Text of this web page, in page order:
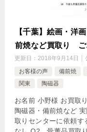
【千葉】絵画・洋
前焼など買取り ご
更新日： 2018年9月14日
お客様の声
備前焼
関東
陶磁器
お名前 小野様 お買取
陶磁器・備前焼など
取りセンターに依頼す